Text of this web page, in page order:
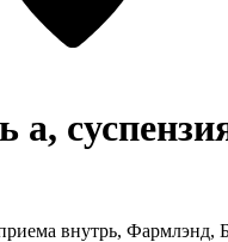
а,
внутрь, Фармлэнд,